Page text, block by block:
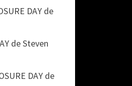
DAY de
de Steven
DAY de